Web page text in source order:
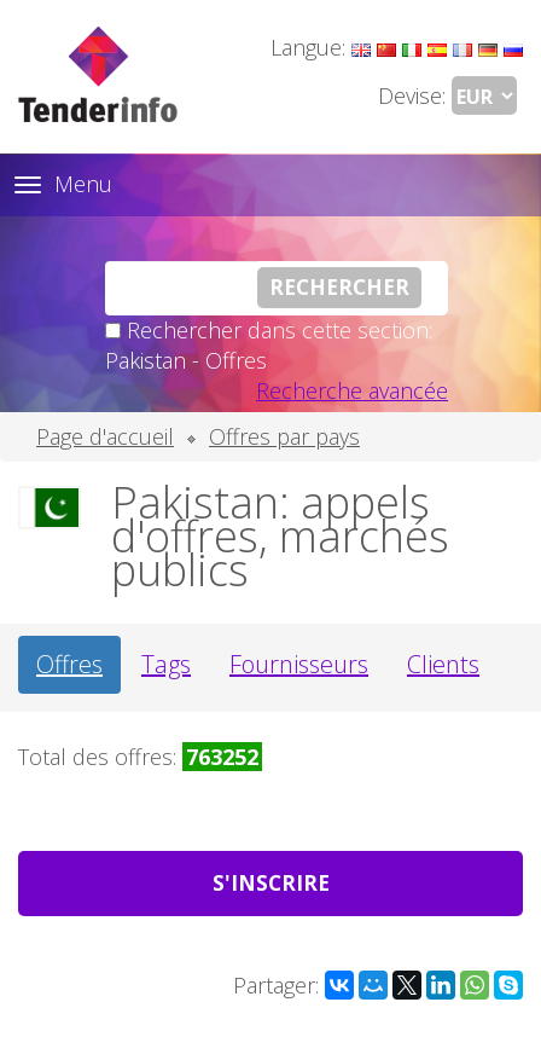
Langue:
Devise:
Toggle
navigation
Menu
Rechercher dans cette section:
Pakistan - Offres
Recherche avancée
Page d'accueil
Offres par pays
Pakistan: appels
d'offres, marchés
publics
Offres Tags Fournisseurs Clients
Total des offres: 763252
S'INSCRIRE
Partager: